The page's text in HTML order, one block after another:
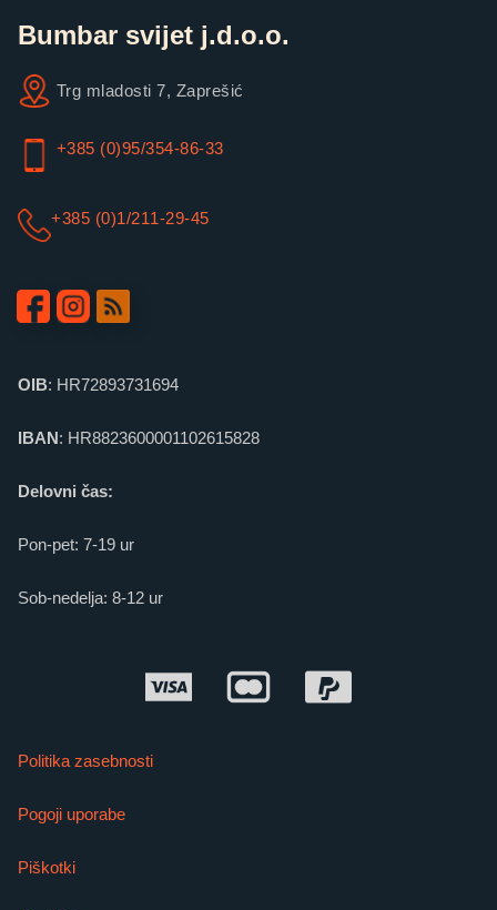
Bumbar svijet j.d.o.o.
Trg mladosti 7, Zaprešić
+385 (0)95/354-86-33
+385 (0)1/211-29-45
OIB: HR72893731694
IBAN: HR8823600001102615828
Delovni čas:
Pon-pet: 7-19 ur
Sob-nedelja: 8-12 ur
Politika zasebnosti
Pogoji uporabe
Piškotki